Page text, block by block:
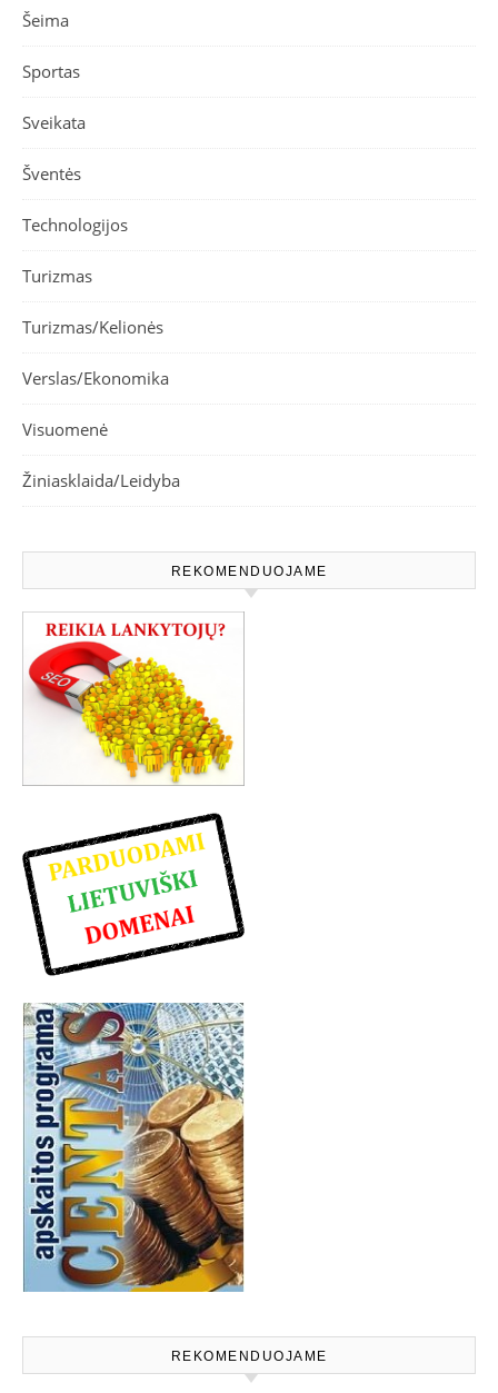
Šeima
Sportas
Sveikata
Šventės
Technologijos
Turizmas
Turizmas/Kelionės
Verslas/Ekonomika
Visuomenė
Žiniasklaida/Leidyba
REKOMENDUOJAME
REKOMENDUOJAME